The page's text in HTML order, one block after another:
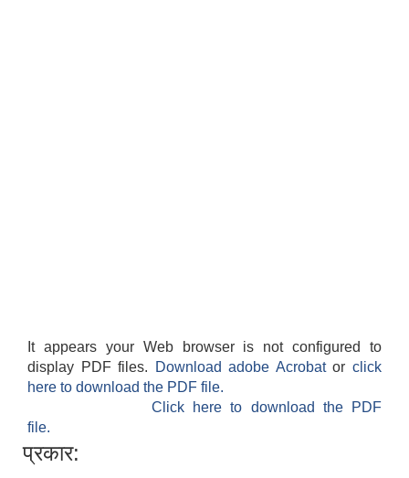
It appears your Web browser is not configured to
display PDF files.
Download adobe Acrobatorclick
here to download the PDF file.
Click here to download the PDF
file.
प्रकार: